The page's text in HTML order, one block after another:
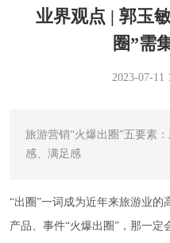
业界观点 | 郭玉
圈”需
2023-07-11
旅游营销“火爆出圈”五要素
感、满足感
“出圈”一词成为近年来旅游业的
产品、事件“火爆出圈”，那一